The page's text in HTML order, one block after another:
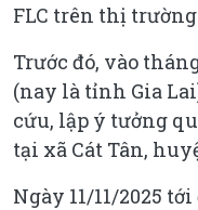
FLC trên thị
Trước đó, vào
(nay là tỉnh Gia
cứu, lập ý tưởng
tại xã Cát Tân,
Ngày 11/11/2025